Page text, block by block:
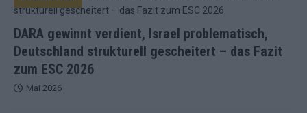
DARA gewinnt verdient, Israel problematisch,
Deutschland strukturell gescheitert – das Fazit
zum ESC 2026
Mai 2026